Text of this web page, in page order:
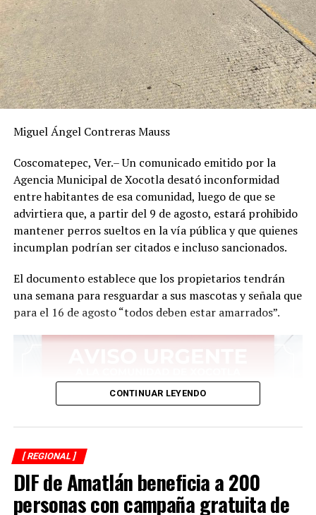
Miguel Ángel Contreras Mauss
Coscomatepec, Ver.– Un comunicado emitido por la
Agencia Municipal de Xocotla desató inconformidad
entre habitantes de esa comunidad, luego de que se
advirtiera que, a partir del 9 de agosto, estará prohibido
mantener perros sueltos en la vía pública y que quienes
incumplan podrían ser citados e incluso sancionados.
El documento establece que los propietarios tendrán
una semana para resguardar a sus mascotas y señala que
para el 16 de agosto “todos deben estar amarrados”.
CONTINUAR LEYENDO
[ REGIONAL ]
DIF de Amatlán beneficia a 200
personas con campaña gratuita de